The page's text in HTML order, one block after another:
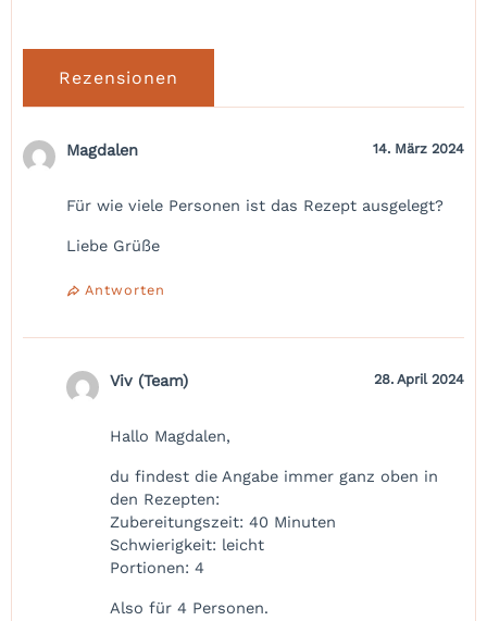
Rezensionen
Magdalen 14. März 2024
Für wie viele Personen ist das Rezept ausgelegt?
Liebe Grüße
Antworten
Viv (Team) 28. April 2024
Hallo Magdalen,
du findest die Angabe immer ganz oben in
den Rezepten:
Zubereitungszeit: 40 Minuten
Schwierigkeit: leicht
Portionen: 4
Also für 4 Personen.